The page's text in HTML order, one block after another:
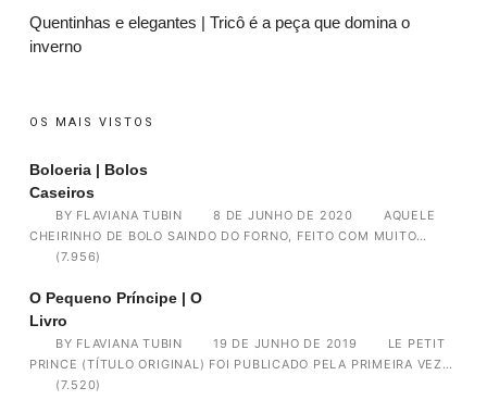
Quentinhas e elegantes | Tricô é a peça que domina o
inverno
OS MAIS VISTOS
Boloeria | Bolos
Caseiros
BY FLAVIANA TUBIN 8 DE JUNHO DE 2020
AQUELE
CHEIRINHO DE BOLO SAINDO DO FORNO, FEITO COM MUITO…
(7.956)
O Pequeno Príncipe | O
Livro
BY FLAVIANA TUBIN 19 DE JUNHO DE 2019
LE PETIT
PRINCE (TÍTULO ORIGINAL) FOI PUBLICADO PELA PRIMEIRA VEZ…
(7.520)